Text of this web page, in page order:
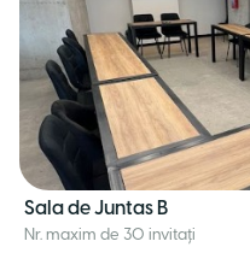
Sala de Juntas B
Nr. maxim de 30 invitați